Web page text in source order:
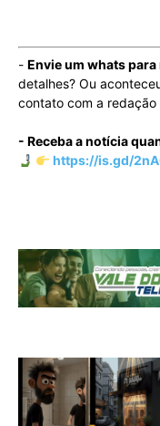
- Envie um whats para
detalhes? Ou
contato com a
- Receba a notícia
https://is.gd/